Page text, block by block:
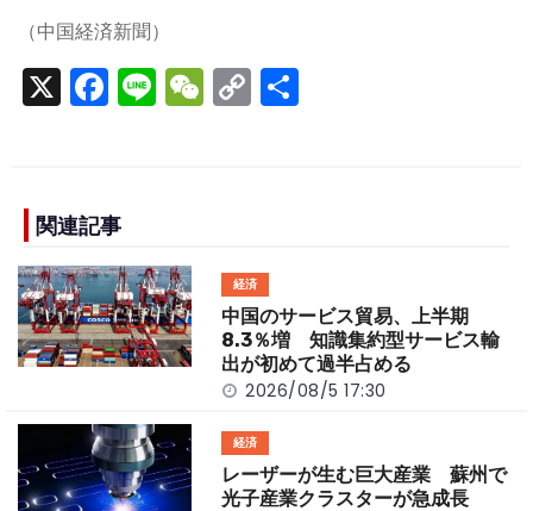
（中国経済新聞）
X F
a
e
b
o
o
k
Li
n
W
e
C
o
n
k
関連記事
経済
中国のサービス貿易、上半期
8.3％増 知識集約型サービス輸
出が初めて過半占める
2026/08/5 17:30
経済
レーザーが生む巨大産業 蘇州で
光子産業クラスターが急成長